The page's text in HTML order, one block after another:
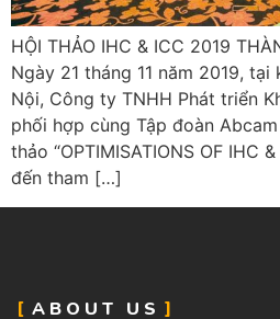
HỘI THẢO IHC & ICC 2019
Ngày 21 tháng 11 năm 2019, tại
Nội, Công ty TNHH Phát triển
phối hợp cùng Tập đoàn
thảo “OPTIMISATIONS OF IHC
đến tham […]
ABOUT US